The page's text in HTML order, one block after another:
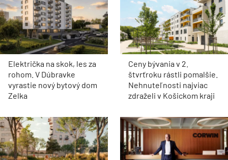
Električka na skok, les za
rohom. V Dúbravke
vyrastie nový bytový dom
Zelka
Ceny bývania v 2.
štvrťroku rástli pomalšie.
Nehnuteľnosti najviac
zdraželi v Košickom kraji